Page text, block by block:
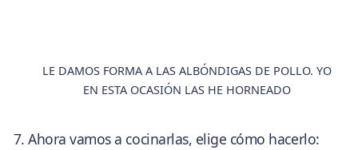
LE DAMOS FORMA A LAS ALBÓNDIGAS DE POLLO. YO
EN ESTA OCASIÓN LAS HE HORNEADO
Ahora vamos a cocinarlas, elige cómo hacerlo: